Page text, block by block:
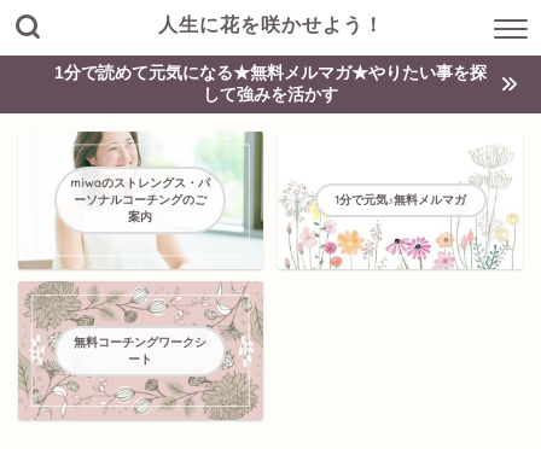
人生に花を咲かせよう！
1分で読めて元気になる★無料メルマガ★やりたい事を探
して強みを活かす
miwaのストレングス・パ
ーソナルコーチングのご
案内
1分で元気♪無料メルマガ
無料コーチングワークシ
ート